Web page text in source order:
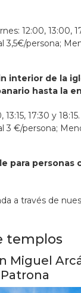
12:00, 13:00,
3,5€/persona;
interior de la
hasta la
17:30 y 18:15.
3 €/persona;
para personas
a través de
templos
Miguel